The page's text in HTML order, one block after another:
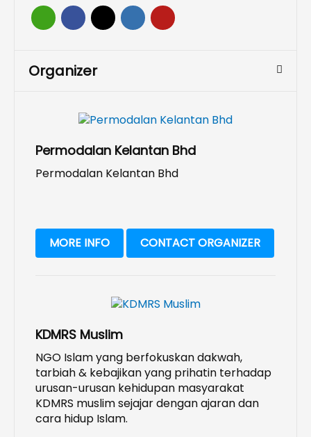
Organizer
Permodalan Kelantan Bhd
Permodalan Kelantan Bhd
MORE INFO CONTACT ORGANIZER
KDMRS Muslim
NGO Islam yang berfokuskan dakwah,
tarbiah & kebajikan yang prihatin terhadap
urusan-urusan kehidupan masyarakat
KDMRS muslim sejajar dengan ajaran dan
cara hidup Islam.